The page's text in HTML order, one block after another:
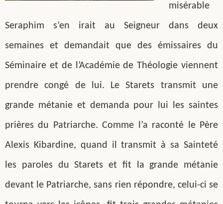
misérable
Seraphim s’en irait au Seigneur dans deux
semaines et demandait que des émissaires du
Séminaire et de l’Académie de Théologie viennent
prendre congé de lui. Le Starets transmit une
grande métanie et demanda pour lui les saintes
prières du Patriarche. Comme l’a raconté le Père
Alexis Kibardine, quand il transmit à sa Sainteté
les paroles du Starets et fit la grande métanie
devant le Patriarche, sans rien répondre, celui-ci se